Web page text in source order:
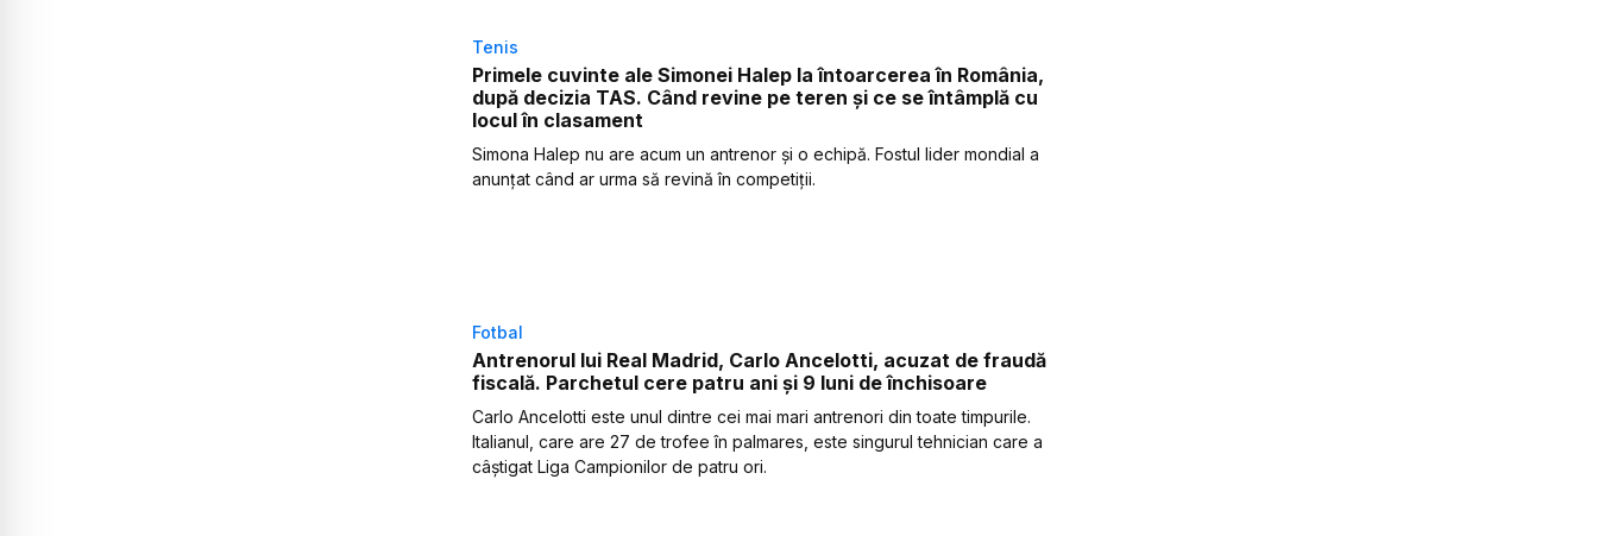
Tenis
Primele cuvinte ale Simonei Halep la întoarcerea în România,
după decizia TAS. Când revine pe teren și ce se întâmplă cu
locul în clasament
Simona Halep nu are acum un antrenor și o echipă. Fostul lider mondial a
anunțat când ar urma să revină în competiții.
Fotbal
Antrenorul lui Real Madrid, Carlo Ancelotti, acuzat de fraudă
fiscală. Parchetul cere patru ani și 9 luni de închisoare
Carlo Ancelotti este unul dintre cei mai mari antrenori din toate timpurile.
Italianul, care are 27 de trofee în palmares, este singurul tehnician care a
câștigat Liga Campionilor de patru ori.